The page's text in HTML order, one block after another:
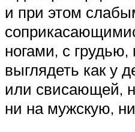
и при этом
ногами, с грудью,
выглядеть как у
или свисающей,
ни на мужскую,